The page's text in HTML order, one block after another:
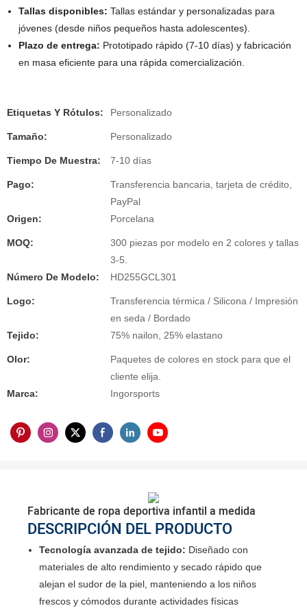
Tallas disponibles: Tallas estándar y personalizadas para
jóvenes (desde niños pequeños hasta adolescentes).
Plazo de entrega: Prototipado rápido (7-10 días) y fabricación
en masa eficiente para una rápida comercialización.
Etiquetas Y Rótulos: Personalizado
Tamaño: Personalizado
Tiempo De Muestra: 7-10 días
Pago:
Transferencia bancaria, tarjeta de crédito,
PayPal
Origen:
Porcelana
MOQ:
300 piezas por modelo en 2 colores y tallas
3-5.
Número De Modelo:
HD255GCL301
Logo:
Transferencia térmica / Silicona / Impresión
en seda / Bordado
Tejido:
75% nailon, 25% elastano
Olor:
Paquetes de colores en stock para que el
cliente elija.
Marca:
Ingorsports
Fabricante de ropa deportiva infantil a medida
DESCRIPCIÓN DEL PRODUCTO
Tecnología avanzada de tejido: Diseñado con
materiales de alto rendimiento y secado rápido que
alejan el sudor de la piel, manteniendo a los niños
frescos y cómodos durante actividades físicas